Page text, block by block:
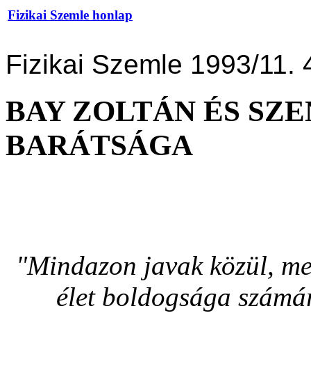
Fizikai Szemle honlap
Fizikai Szemle 1993/11.
BAY ZOLTÁN ÉS
BARÁTSÁGA
"Mindazon javak közül,
élet boldogsága